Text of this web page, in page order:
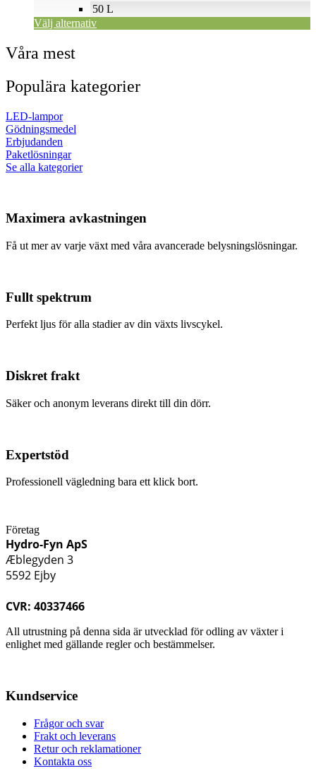
50 L
Välj alternativ
på
produktsidan
Våra mest
Populära kategorier
LED-lampor
Gödningsmedel
Erbjudanden
Paketlösningar
Se alla kategorier
Maximera avkastningen
Få ut mer av varje växt med våra avancerade belysningslösningar.
Fullt spektrum
Perfekt ljus för alla stadier av din växts livscykel.
Diskret frakt
Säker och anonym leverans direkt till din dörr.
Expertstöd
Professionell vägledning bara ett klick bort.
Företag
Hydro-Fyn ApS
Æblegyden 3
5592 Ejby
CVR: 40337466
All utrustning på denna sida är utvecklad för odling av växter i
enlighet med gällande regler och bestämmelser.
Kundservice
Frågor och svar
Frakt och leverans
Retur och reklamationer
Kontakta oss